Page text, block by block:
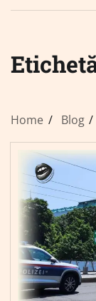
Home Blog